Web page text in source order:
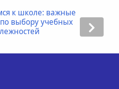
к школе: важные
выбору учебных